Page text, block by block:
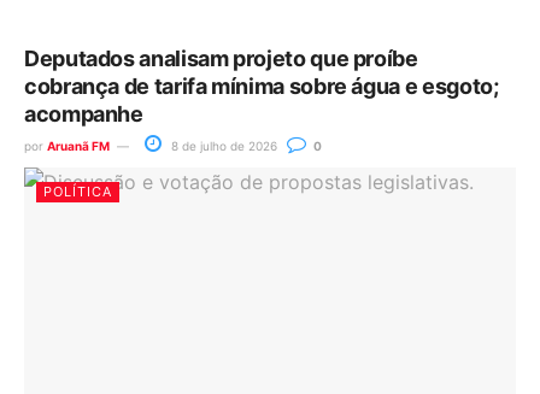
Deputados analisam projeto que proíbe
cobrança de tarifa mínima sobre água e esgoto;
acompanhe
por Aruanã FM 8 de julho de 2026 0
POLÍTICA